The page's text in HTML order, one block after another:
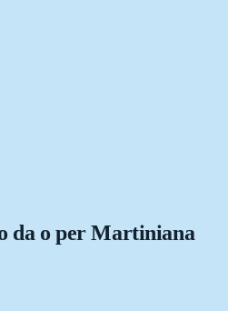
da o perMartiniana